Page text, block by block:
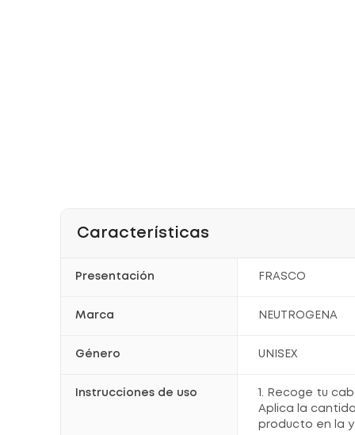
Características
Presentación FRASCO
Marca NEUTROGENA
Género UNISEX
Instrucciones de uso
1. Recoge tu
Aplica la
producto en la